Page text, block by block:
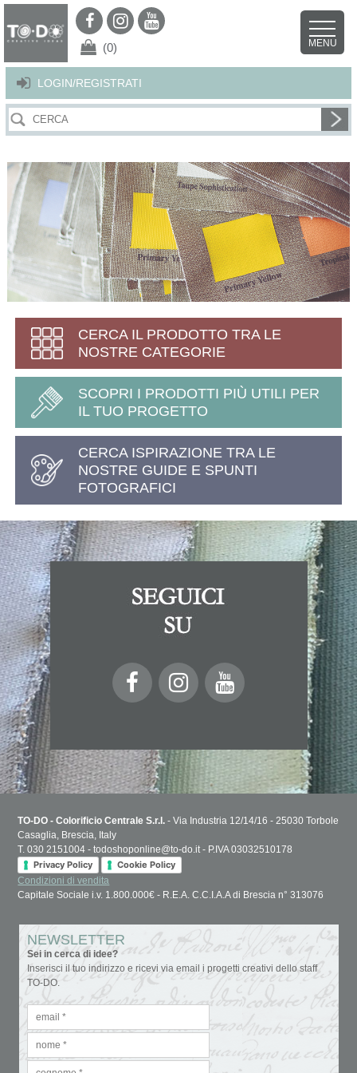
Per offrirti il miglior servizio possibile questo sito utilizza i cookies.
Continuando la navigazione nel sito autorizzi l’uso dei cookies. Per ulteriori
LOGIN/REGISTRATI
(0) MENU
CERCA IL PRODOTTO TRA LE
NOSTRE CATEGORIE
SCOPRI I PRODOTTI PIÙ UTILI PER
IL TUO PROGETTO
CERCA ISPIRAZIONE TRA LE
NOSTRE GUIDE E SPUNTI
FOTOGRAFICI
TO-DO - Colorificio Centrale S.r.l. - Via Industria 12/14/16 - 25030 Torbole
Casaglia, Brescia, Italy
T. 030 2151004 - todoshoponline@to-do.it - P.IVA 03032510178
Privacy Policy
Cookie Policy
Condizioni di vendita
Capitale Sociale i.v. 1.800.000€ - R.E.A. C.C.I.A.A di Brescia n° 313076
NEWSLETTER
Sei in cerca di idee?
Inserisci il tuo indirizzo e ricevi via email i progetti creativi dello staff
TO-DO.